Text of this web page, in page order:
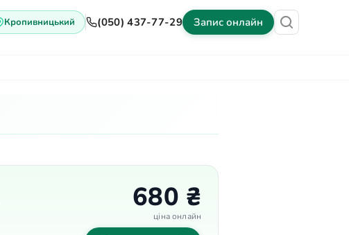
Кропивницький (050) 437-77-29 Запис онлайн
680 ₴
ціна онлайн